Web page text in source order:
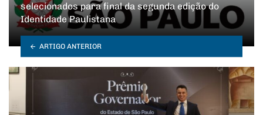
selecionados para final da segunda edição do
Identidade Paulistana
ARTIGO ANTERIOR